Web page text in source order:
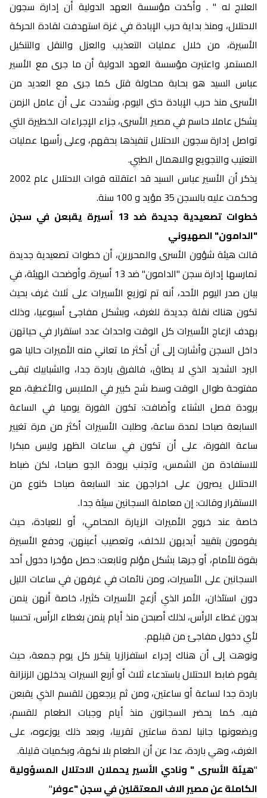
العلاج له " . وأكدت مؤسسة العهد الدولية أن إدارة سجون
الاحتلال، ومنذ بداية حرب الإبادة في غزة استهدفت لقادة الحركة
الأسيرة، من خلال عمليات التعذيب والعزل والنقل والتنكيل
المستمر. واعتبرت مؤسسة العهد الدولية أن ما جرى مع الأسير
عباس السيد هو بحابة محاولة قتل كما جرى مع العديد من
الأسرى منذ حرب الإبادة حتى اليوم، وشددت على أن عامل الزمن
يشكل عاملا حاسم في مصير الأسرى، جزاء الإجراءات الخطيرة التي
تواصل إدارة سجون الاحتلال تنفيذها بحقهم، وعلى رأسها عمليات
التعتيب والتجويع والاهمال الطبي.
يذكر أن الأسير عباس السيد قد اعتقلته قوات الاحتلال عام 2002
وحكمت عليه بالسجن 35 مؤيد و 100 سنة.
خطوات تصعيدية جديدة ضد 13 أسيرة يقبعن في سجن
"الدامون" الصهيوني
قالت هيئة شؤون الأسرى والمحررين، أن خطوات تصعيدية جديدة
تمارسها إدارة سجن "الدامون" ضد 13 أسيرة. وأوضحت الهيئة، في
بيان صدر اليوم الأحد، أنه تم توزيع الأسيرات على ثلاث غرف بحيث
تكون هناك نقلة جديدة للغرف، وبشكل مفاجئ أسبوعيا، وذلك
بهدف ازعاج الأسيرات كل الوقت واحداث عدد استقرار في حياتهن
داخل السجن وأشارت إلى أن أكثر ما تعاني منه الأميرات حاليا هو
البرد الشديد الذي لا يطاق، فالفرق باردة جدا، والشبابيك تبقى
مفتوحة طوال الوقت وسط شح كبير في الملابس والأغطية، مع
برودة فصل الشتاء وأضافت: تكون الفورة يوميا في الساعة
السابعة صباحا لمدة ساعة، وطلبت الأسيرات أكثر من مرة تغيير
ساعة الفورة، على أن تكون في ساعات الظهر وليس مبكرا
للاستفادة من الشمس، وتجنب برودة الجو صباحا، لكن ضباط
الاحتلال يصرون على اخراجهن عند السابعة صباحا كنوع من
الاستقرار وقالت: إن معاملة السجانين سيئة جدا.
خاصة عند خروج الأميرات الزيارة المحامي، أو للعيادة، حيث
يقومون بتقييد أيديهن للخلف، وتعصيب أعينهن، ودفع الأسيرة
بقوة للأمام، أو جرها بشكل مؤلم وتابعت: حصل مؤخرا دخول أحد
السجانين على الأسيرات، ومن نائمات في غرفهن في ساعات الليل
دون استئذان، الأمر الذي أزعج الأسيرات كثيرا، خاصة أنهن ينمن
بدون غطاء الرأس، لذلك أصبحن منذ أيام ينمن بغطاء الرأس، تحسبا
لأي دخول مفاجئ من قبلهم.
ونوهت إلى أن هناك إجراء استفزازيا يتكرر كل يوم جمعة، حيث
يقوم ضابط الاحتلال باستدعاء ثلاث أو أربع السيرات يدخلهن الزنزانة
باردة جدا لساعة أو ساعتين، ومن ثم يرجعهن للقسم الذي يقبعن
فيه. كما يحضر السجانون منذ أيام وجبات الطعام للقسم،
ويضعونها جانبا لمدة ساعتين تقريبا، وبعد ذلك يوزعوه، على
الغرف، وهي باردة، عدا عن أن الطعام بلا نكهة، وبكميات قليلة.
"هيئة الأسرى " ونادي الأسير يحملان الاحتلال المسؤولية
الكاملة عن مصير الاف المعتقلين في سجن "عوفر"